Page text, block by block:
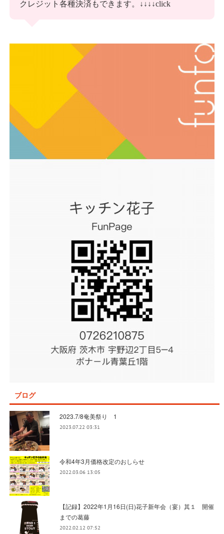
ブログ
2023.7/8奄美祭り 1
2023.07.22 03:31
令和4年3月価格改定のおしらせ
2022.03.06 13:05
【記録】2022年1月16日(日)花子新年会（宴）其１ 開催
までの葛藤
2022.02.12 07:52